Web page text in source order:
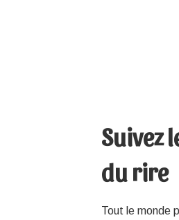
Suivez
du rire
Tout le monde